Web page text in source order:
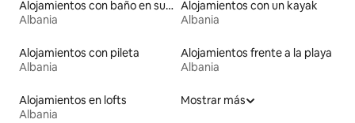
Alojamientos con baño en suite
Albania
Alojamientos con un kayak
Albania
Alojamientos con pileta
Albania
Alojamientos frente a la playa
Albania
Alojamientos en lofts
Albania
Mostrar más